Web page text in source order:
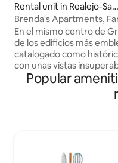
Rental unit in Realejo-San
Matías
Brenda's Apartments,
En el mismo centro de
de los edificios más
catalogado como
con unas vistas
un amplio y elegante
poder relajarte después
increíbles vistas a
Popular